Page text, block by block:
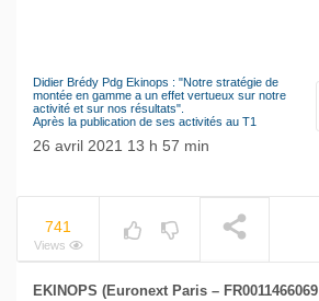
NOW PLAYING
Le
Didier Brédy Pdg Ekinops : "Notre stratégie de
montée en gamme a un effet vertueux sur notre
activité et sur nos résultats".
Après la publication de ses activités au T1
26 avril 2021 13 h 57 min
741
Views
EKINOPS (Euronext Paris –